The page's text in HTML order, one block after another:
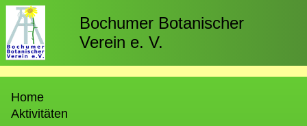
Direkt
zum
Inhalt
Bochumer Botanischer
Verein e. V.
Home
Aktivitäten